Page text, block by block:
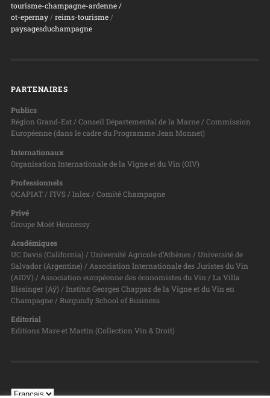
tourisme-champagne-ardenne /
ot-epernay/ reims-tourisme/
paysagesduchampagne
PARTENAIRES
Publics
Région Grand-Est / Conseil Départemental de la Marne / Commission
Européenne (dans le cadre du Programme Jean Monnet)
Internationaux
Organisation Internationale de la Vigne et du Vin (OIV)
Professionnels
OCAPIAT / FIVS / Inlex / Comité Champagne
Privé
Groupe Moët Hennessy
Académiques
UC Davis (California) / Université Agricole d’Athènes / Université de
Salvador (Argentine) / Association Internationale des Juristes du Vin
(AIDV) / Association européenne des économistes du Vin / La Villa
Bissinger (Aÿ) / Institut Georges Chappaz de la Vigne et du Vin en
Champagne / Burgundy School of Business
Editorial
Editions Mare et Martin (Collection Vin & Droit)